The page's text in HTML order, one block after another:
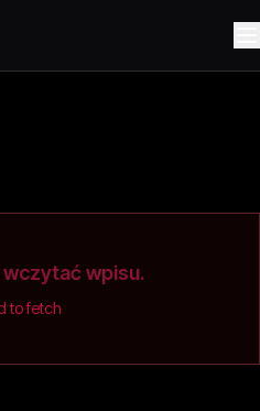
wczytać wpisu.
to fetch